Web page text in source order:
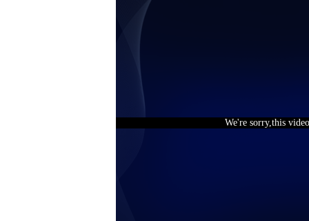
We're sorry,this